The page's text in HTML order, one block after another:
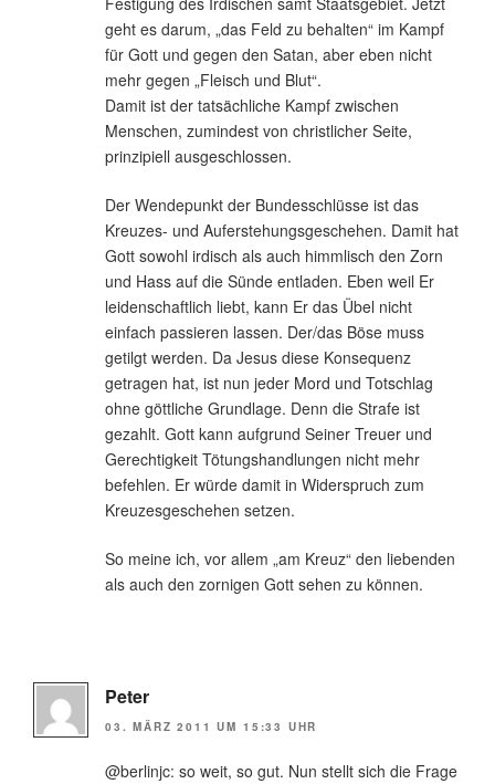
geht es darum, „das Feld zu behalten“ im Kampf
für Gott und gegen den Satan, aber eben nicht
mehr gegen „Fleisch und Blut“.
Damit ist der tatsächliche Kampf zwischen
Menschen, zumindest von christlicher Seite,
prinzipiell ausgeschlossen.
Der Wendepunkt der Bundesschlüsse ist das
Kreuzes- und Auferstehungsgeschehen. Damit hat
Gott sowohl irdisch als auch himmlisch den Zorn
und Hass auf die Sünde entladen. Eben weil Er
leidenschaftlich liebt, kann Er das Übel nicht
einfach passieren lassen. Der/das Böse muss
getilgt werden. Da Jesus diese Konsequenz
getragen hat, ist nun jeder Mord und Totschlag
ohne göttliche Grundlage. Denn die Strafe ist
gezahlt. Gott kann aufgrund Seiner Treuer und
Gerechtigkeit Tötungshandlungen nicht mehr
befehlen. Er würde damit in Widerspruch zum
Kreuzesgeschehen setzen.
So meine ich, vor allem „am Kreuz“ den liebenden
als auch den zornigen Gott sehen zu können.
Peter
03. MÄRZ 2011 UM 15:33 UHR
@berlinjc: so weit, so gut. Nun stellt sich die Frage